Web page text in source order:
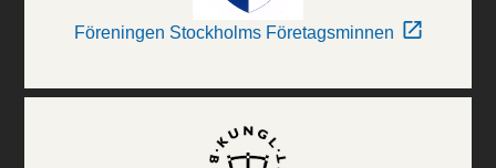
Föreningen Stockholms Företagsminnen